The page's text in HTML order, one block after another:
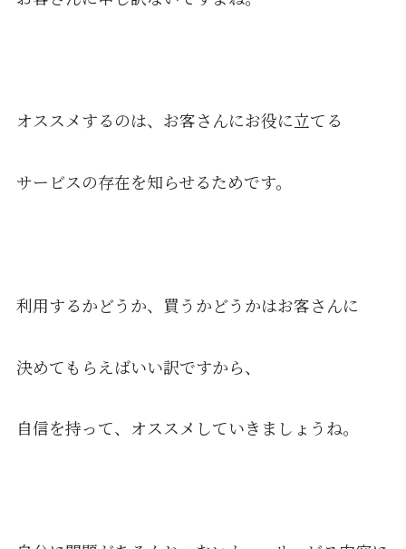
オススメするのは、お客さんにお役に立てる
サービスの存在を知らせるためです。
利用するかどうか、買うかどうかはお客さんに
決めてもらえばいい訳ですから、
自信を持って、オススメしていきましょうね。